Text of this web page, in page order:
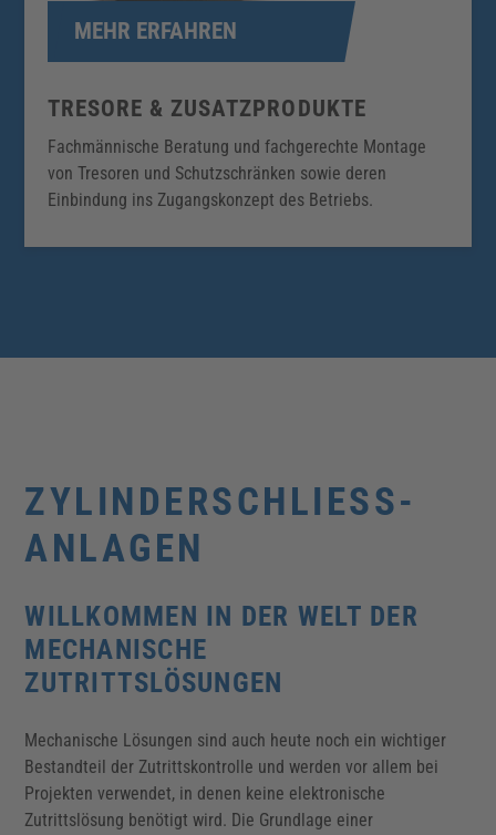
MEHR ERFAHREN
TRESORE & ZUSATZPRODUKTE
Fachmännische Beratung und fachgerechte Montage
von Tresoren und Schutzschränken sowie deren
Einbindung ins Zugangskonzept des Betriebs.
ZYLINDER­SCHLIESS­A
NLAGEN
WILLKOMMEN IN DER WELT DER
MECHANISCHE
ZUTRITTSLÖSUNGEN
Mechanische Lösungen sind auch heute noch ein wichtiger
Bestandteil der Zutrittskontrolle und werden vor allem bei
Projekten verwendet, in denen keine elektronische
Zutrittslösung benötigt wird. Die Grundlage einer